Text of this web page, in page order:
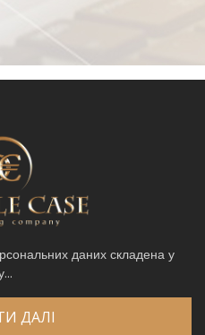
даних складена у
ДАЛІ